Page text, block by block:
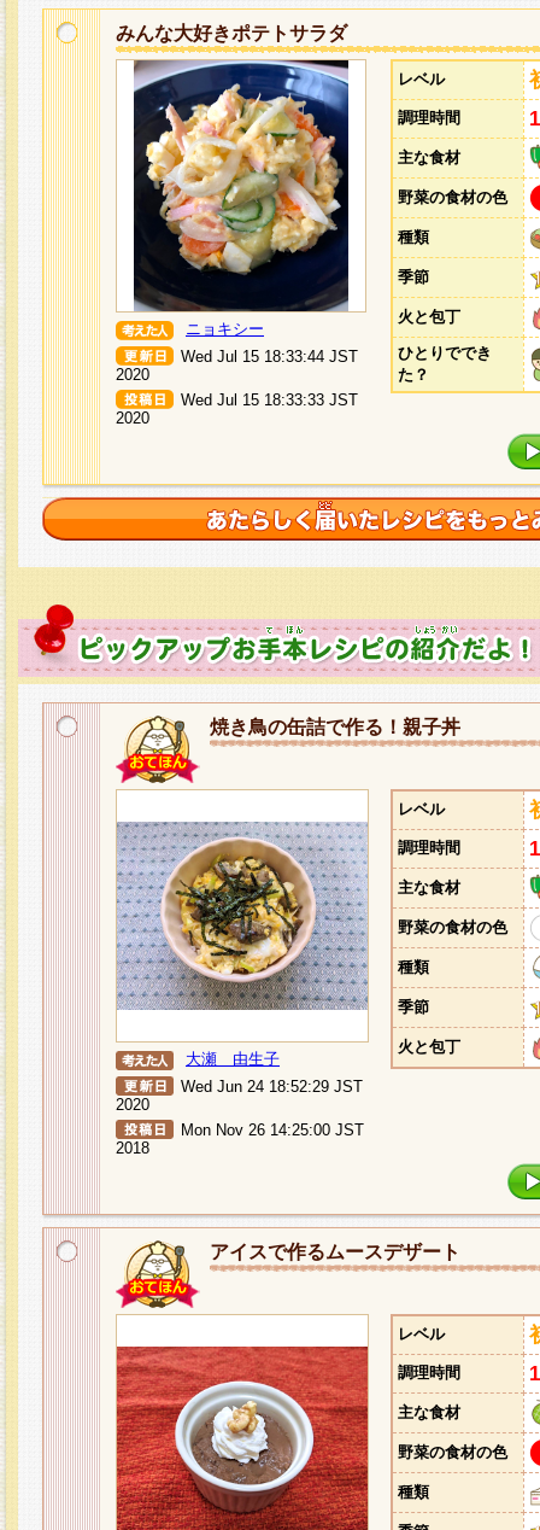
みんな大好きポテトサラダ
ニョキシー
Wed Jul 15 18:33:44 JST
2020
Wed Jul 15 18:33:33 JST
2020
レベル
調理時間
主な食材
野菜の食材の色
種類
季節
火と包丁
ひとりででき
た？
焼き鳥の缶詰で作る！親子丼
大瀬 由生子
Wed Jun 24 18:52:29 JST
2020
Mon Nov 26 14:25:00 JST
2018
レベル
調理時間
主な食材
野菜の食材の色
種類
季節
火と包丁
アイスで作るムースデザート
レベル
調理時間
主な食材
野菜の食材の色
種類